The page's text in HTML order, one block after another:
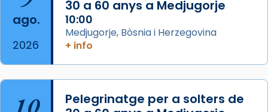
2 weeks ago
Aquest dilluns, 27 de juliol, ha tingut lloc la
missa d’acció de gràcies en agraïment al
comitè organitzador de la visita apostòlica
del Sant Pare Lleó XIV a Barcelona, i als
col·laboradors, a la Catedral de Barcelona.
L’arquebisbe de Barcelona, el cardenal Joan
ago.
2026
30 a 60 anys a Medjugorje
10:00
Medjugorje, Bòsnia i Herzegovina
+ info
Pelegrinatge per a solters de